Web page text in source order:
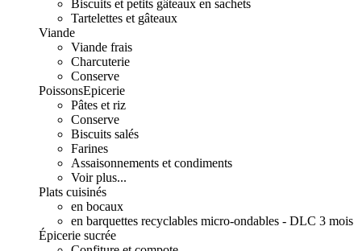
Biscuits et petits gâteaux en sachets
Tartelettes et gâteaux
Viande
Viande frais
Charcuterie
Conserve
PoissonsEpicerie
Pâtes et riz
Conserve
Biscuits salés
Farines
Assaisonnements et condiments
Voir plus...
Plats cuisinés
en bocaux
en barquettes recyclables micro-ondables - DLC 3 mois
Épicerie sucrée